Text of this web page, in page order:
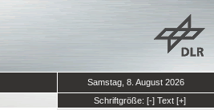
Samstag, 8. August 2026
Schriftgröße: [-] Text [+]